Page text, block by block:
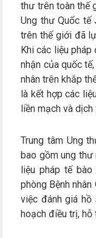
thư trên toàn thế
Ung thư Quốc tế
trên thế giới đã
Khi các liệu
nhận của quốc
nhân trên khắp
là kết hợp các
liền mạch và dịch
Trung tâm Ung
bao gồm ung thư
liệu pháp tế
phòng Bệnh
việc đánh giá hồ
hoạch điều trị,